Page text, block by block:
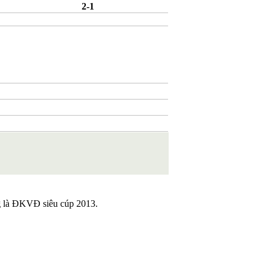
2-1
là ĐKVĐ siêu cúp 2013.